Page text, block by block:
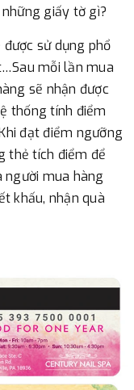
giấy tờ gì?
sử dụng phổ
mỗi lần mua
sẽ nhận được
thống tính điểm
đạt điểm ngưỡng
thẻ tích điểm để
người mua hàng
khấu, nhận quà